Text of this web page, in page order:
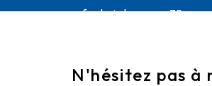
N'hésitez pas à